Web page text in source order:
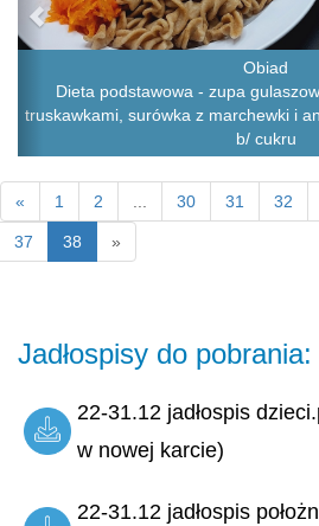
Obiad
Dieta podstawowa - zupa
truskawkami, surówka z marchewki i
b/ cukru
« 1 2 ... 30 31 32
37 38 »
Jadłospisy do pobrania:
22-31.12 jadłospis
w nowej karcie)
22-31.12 jadłospis